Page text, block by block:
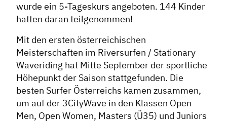
Dachverband
Geschichte des Dachverbandes
Vorstand
Mitglieder
wurde ein 5-Tageskurs angeboten. 144 Kinder
hatten daran teilgenommen!
Mit den ersten österreichischen
Meisterschaften im Riversurfen / Stationary
Waveriding hat Mitte September der sportliche
Höhepunkt der Saison stattgefunden. Die
besten Surfer Österreichs kamen zusammen,
um auf der 3CityWave in den Klassen Open
Men, Open Women, Masters (Ü35) und Juniors